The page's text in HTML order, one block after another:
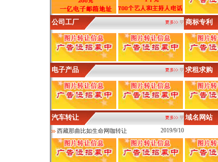
公司工厂 商标专利
电子产品 求租求购
汽车转让 域名网站
西藏那曲比如生命网咖转让 2019/9/10